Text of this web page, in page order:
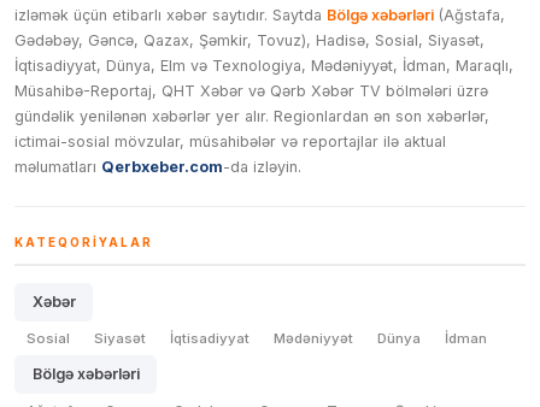
izləmək üçün etibarlı xəbər saytıdır. Saytda Bölgə xəbərləri (Ağstafa,
Gədəbəy, Gəncə, Qazax, Şəmkir, Tovuz), Hadisə, Sosial, Siyasət,
İqtisadiyyat, Dünya, Elm və Texnologiya, Mədəniyyət, İdman, Maraqlı,
Müsahibə-Reportaj, QHT Xəbər və Qərb Xəbər TV bölmələri üzrə
gündəlik yenilənən xəbərlər yer alır. Regionlardan ən son xəbərlər,
ictimai-sosial mövzular, müsahibələr və reportajlar ilə aktual
məlumatları Qerbxeber.com-da izləyin.
KATEQORIYALAR
Xəbər
Sosial Siyasət İqtisadiyyat Mədəniyyət Dünya İdman
Bölgə xəbərləri